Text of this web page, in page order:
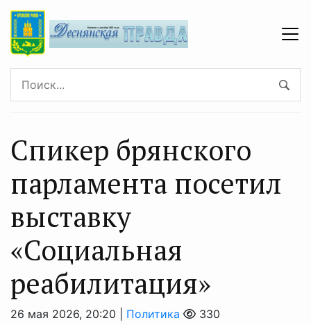
Спикер брянского
парламента посетил
выставку
«Социальная
реабилитация»
26 мая 2026, 20:20 | Политика 330